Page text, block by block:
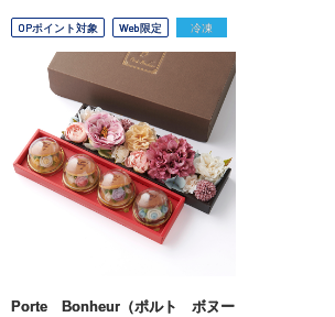
OPポイント対象 Web限定 冷凍
Porte Bonheur（ポルト ボヌー